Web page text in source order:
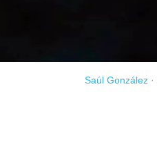
Saúl González ·